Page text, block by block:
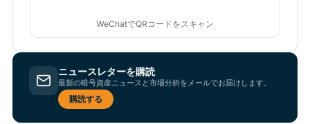
WeChatでQRコードをスキャン
ニュースレターを購読
最新の暗号資産ニュースと市場分析をメールでお届けします。
購読する